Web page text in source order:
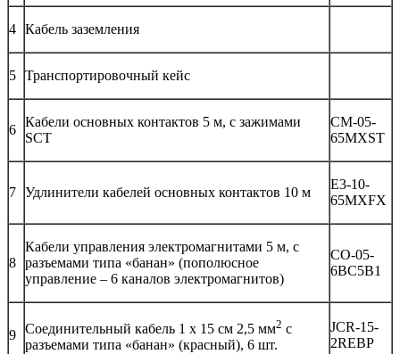
4 Кабель заземления
5 Транспортировочный кейс
6
Кабели основных контактов 5 м, с зажимами
SCT
CM-05-
65MXST
7 Удлинители кабелей основных контактов 10 м
E3-10-
65MXFX
8
Кабели управления электромагнитами 5 м, с
разъемами типа «банан» (пополюсное
управление – 6 каналов электромагнитов)
CO-05-
6BC5B1
9 Соединительный кабель 1 х 15 см 2,5 мм2 с
разъемами типа «банан» (красный), 6 шт.
JCR-15-
2REBP